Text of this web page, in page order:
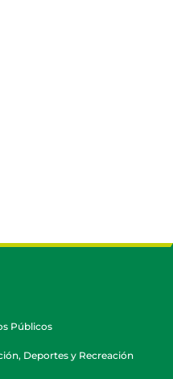
Públicos
Deportes y Recreación